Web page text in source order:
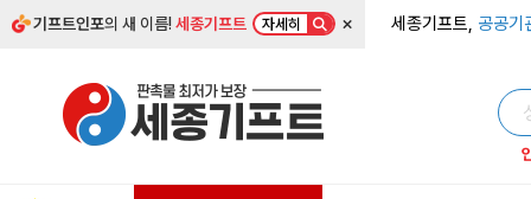
기프트인포의 새 이름!세종기프트 자세히 × 세종기프트, 공공기